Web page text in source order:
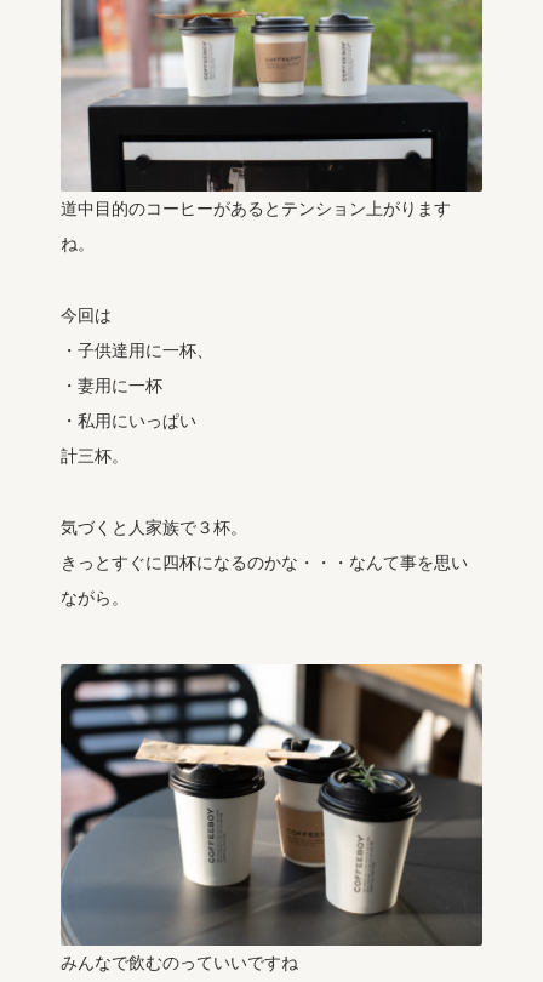
道中目的のコーヒーがあるとテンション上がります
ね。
今回は
・子供達用に一杯、
・妻用に一杯
・私用にいっぱい
計三杯。
気づくと人家族で３杯。
きっとすぐに四杯になるのかな・・・なんて事を思い
ながら。
みんなで飲むのっていいですね